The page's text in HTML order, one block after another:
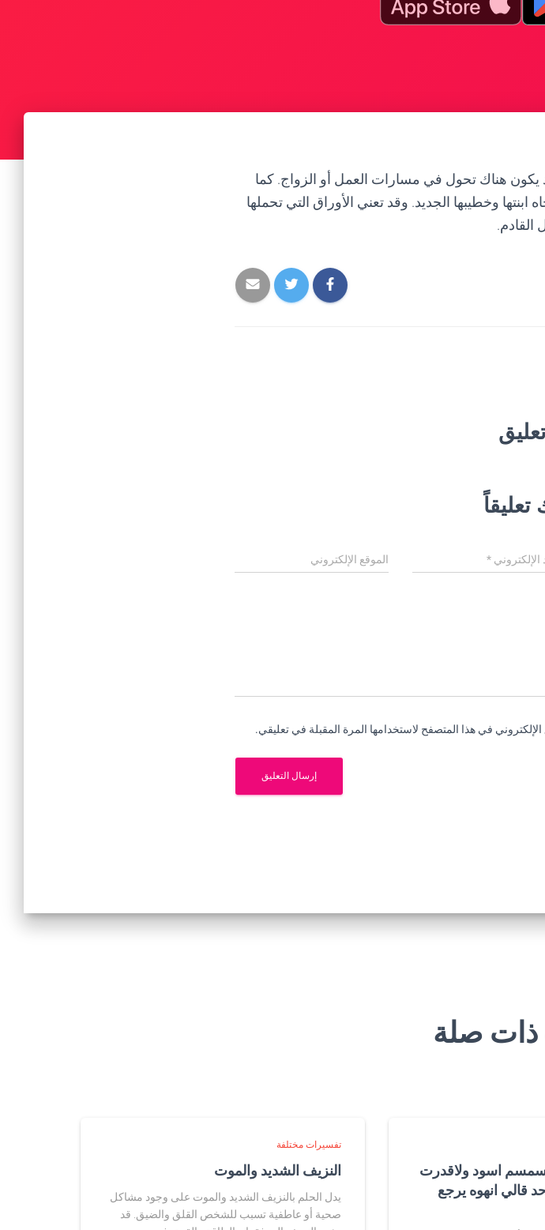
يكون هناك تحول في مسارات العمل أو الزواج. كما
ابنتها وخطيبها الجديد. وقد تعني الأوراق التي تحملها
القادم.
تعليقاً
الإلكتروني* الموقع الإلكتروني
في هذا المتصفح لاستخدامها المرة المقبلة في تعليقي.
ذات صلة
اسود ولاقدرت
قالي انهوه يرجع
تفسيرات مختلفة
النزيف الشديد والموت
يدل الحلم بالنزيف الشديد والموت على وجود مشاكل
صحية أو عاطفية تسبب للشخص القلق والضيق. قد